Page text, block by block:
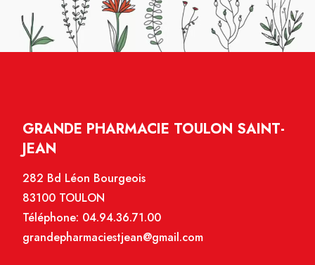
GRANDE PHARMACIE TOULON SAINT-
JEAN
282 Bd Léon Bourgeois
83100 TOULON
Téléphone: 04.94.36.71.00
grandepharmaciestjean@gmail.com